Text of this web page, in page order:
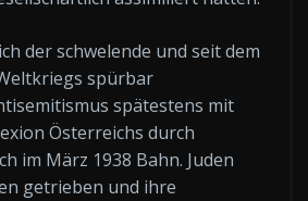
der schwelende und seit dem
spürbar
spätestens mit
Österreichs durch
im März 1938 Bahn. Juden
getrieben und ihre